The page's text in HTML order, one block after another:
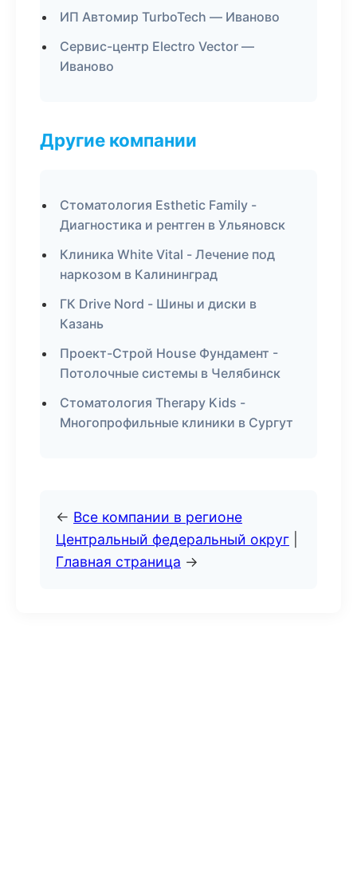
ИП Автомир TurboTech — Иваново
Сервис-центр Electro Vector —
Иваново
Другие компании
Стоматология Esthetic Family -
Диагностика и рентген в Ульяновск
Клиника White Vital - Лечение под
наркозом в Калининград
ГК Drive Nord - Шины и диски в
Казань
Проект-Строй House Фундамент -
Потолочные системы в Челябинск
Стоматология Therapy Kids -
Многопрофильные клиники в Сургут
← Все компании в регионе
Центральный федеральный округ
Главная страница →